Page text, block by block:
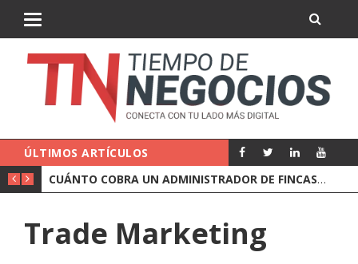
ÚLTIMOS ARTÍCULOS
CUÁNTO COBRA UN ADMINISTRADOR DE FINCAS Y QUÉ INCLUYE EL PRECIO
Trade Marketing